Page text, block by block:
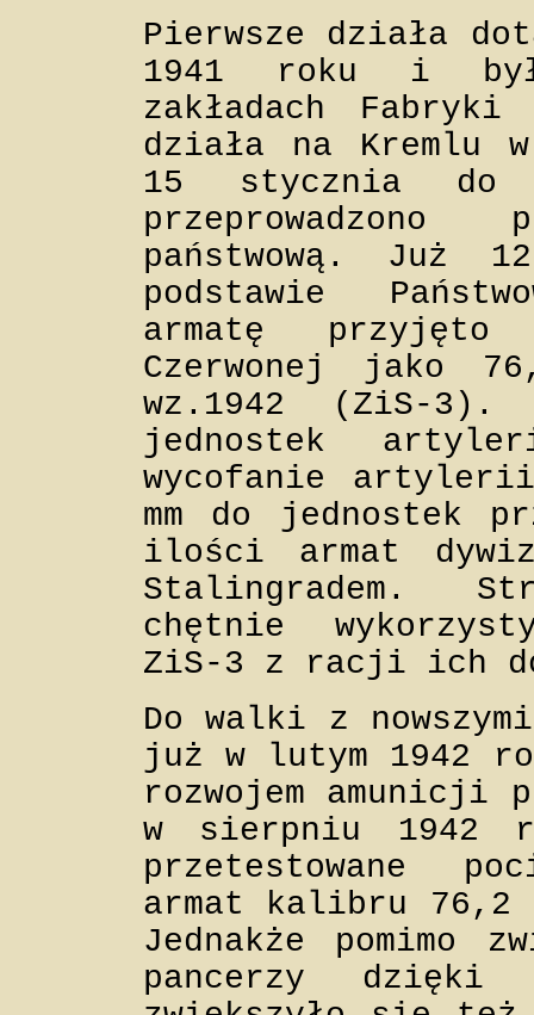
Pierwsze działa
1941 roku i
zakładach
działa na Kremlu
15 stycznia
państwową. Już
podstawie
armatę
Czerwonej jako
wz.1942 (ZiS-3).
jednostek
wycofanie
mm do jednostek
ilości armat
Stalingradem.
chętnie
ZiS-3 z racji ich
Do walki z
już w lutym 1942
rozwojem amunicji
w sierpniu 1942
przetestowane
armat kalibru 76,2
Jednakże pomimo
pancerzy dzięki